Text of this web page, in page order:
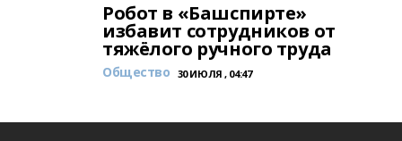
Робот в «Башспирте»
избавит сотрудников от
тяжёлого ручного труда
Общество 30 ИЮЛЯ , 04:47